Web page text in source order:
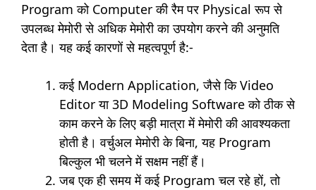
Program को Computer की रैम पर Physical रूप से
उपलब्ध मेमोरी से अधिक मेमोरी का उपयोग करने की अनुमति
देता है। यह कई कारणों से महत्वपूर्ण है:-
कई Modern Application, जैसे कि Video
Editor या 3D Modeling Software को ठीक से
काम करने के लिए बड़ी मात्रा में मेमोरी की आवश्यकता
होती है। वर्चुअल मेमोरी के बिना, यह Program
बिल्कुल भी चलने में सक्षम नहीं हैं।
जब एक ही समय में कई Program चल रहे हों, तो